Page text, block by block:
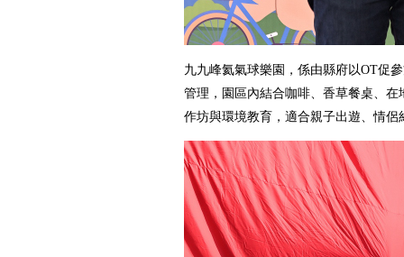
九九峰氦氣球樂園，係由縣府以OT促
管理，園區內結合咖啡、香草餐桌、
作坊與環境教育，適合親子出遊、情